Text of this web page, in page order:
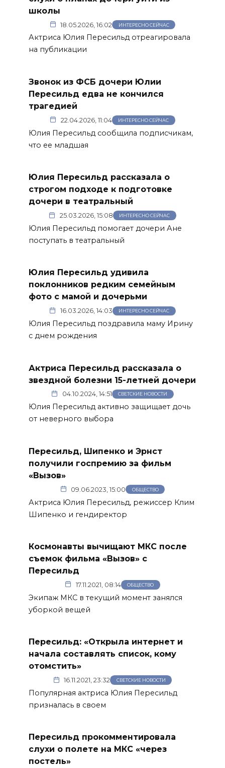
школы
18.05.2026, 16:02 ИНТЕРЕСНО СЕЙЧАС
Актриса Юлия Пересильд отреагировала
на публикации
Звонок из ФСБ дочери Юлии
Пересильд едва не кончился
трагедией
22.04.2026, 11:04 ИНТЕРЕСНО СЕЙЧАС
Юлия Пересильд сообщила подписчикам,
что ее младшая
Юлия Пересильд рассказала о
строгом подходе к подготовке
дочери в театральный
25.03.2026, 15:08 ИНТЕРЕСНО СЕЙЧАС
Юлия Пересильд помогает дочери Ане
поступать в театральный
Юлия Пересильд удивила
поклонников редким семейным
фото с мамой и дочерьми
16.03.2026, 14:03 ИНТЕРЕСНО СЕЙЧАС
Юлия Пересильд поздравила маму Ирину
с днем рождения
Актриса Пересильд рассказала о
звездной болезни 15-летней дочери
04.10.2024, 14:51 СВЕТСКИЕ НОВОСТИ
Юлия Пересильд активно защищает дочь
от неверного выбора
Пересильд, Шипенко и Эрнст
получили госпремию за фильм
«Вызов»
09.06.2023, 15:00 ОБЩЕСТВО
Актриса Юлия Пересильд, режиссер Клим
Шипенко и гендиректор
Космонавты вычищают МКС после
съемок фильма «Вызов» с
Пересильд
17.11.2021, 08:14 ОБЩЕСТВО
Экипаж МКС в текущий момент занялся
уборкой вещей
Пересильд: «Открыла интернет и
начала составлять список, кому
отомстить»
16.11.2021, 23:32 СВЕТСКИЕ НОВОСТИ
Популярная актриса Юлия Пересильд
призналась в своем
Пересильд прокомментировала
слухи о полете на МКС «через
постель»